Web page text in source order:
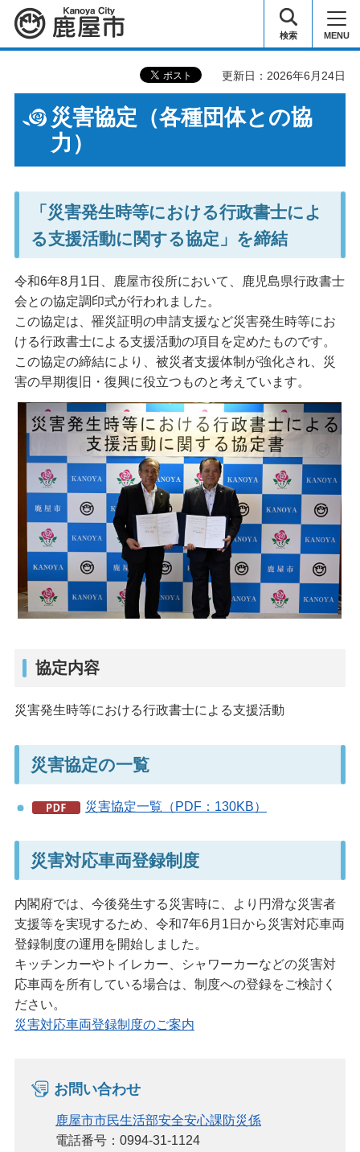
鹿屋市 検索 MENU
更新日：2026年6月24日
災害協定（各種団体との協
力）
「災害発生時等における行政書士によ
る支援活動に関する協定」を締結
令和6年8月1日、鹿屋市役所において、鹿児島県行政書士
会との協定調印式が行われました。
この協定は、罹災証明の申請支援など災害発生時等にお
ける行政書士による支援活動の項目を定めたものです。
この協定の締結により、被災者支援体制が強化され、災
害の早期復旧・復興に役立つものと考えています。
協定内容
災害発生時等における行政書士による支援活動
災害協定の一覧
災害協定一覧（PDF：130KB）
災害対応車両登録制度
内閣府では、今後発生する災害時に、より円滑な災害者
支援等を実現するため、令和7年6月1日から災害対応車両
登録制度の運用を開始しました。
キッチンカーやトイレカー、シャワーカーなどの災害対
応車両を所有している場合は、制度への登録をご検討く
ださい。
災害対応車両登録制度のご案内
お問い合わせ
鹿屋市市民生活部安全安心課防災係
電話番号：0994-31-1124